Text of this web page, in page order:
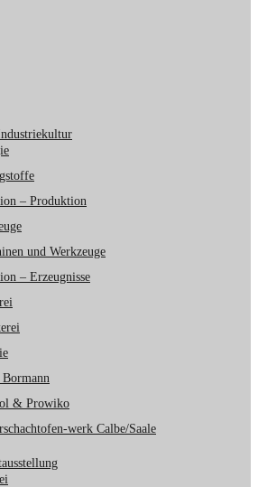
– Produktion
und Werkzeuge
– Erzeugnisse
& Prowiko
werk Calbe/Saale